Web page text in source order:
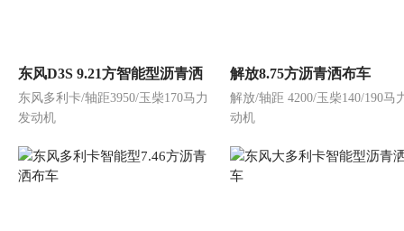
东风D3S 9.21方智能型沥青洒
布车
东风多利卡/轴距3950/玉柴170马力
发动机
解放8.75方沥青洒布车
解放/轴距 4200/玉柴140/190马
动机